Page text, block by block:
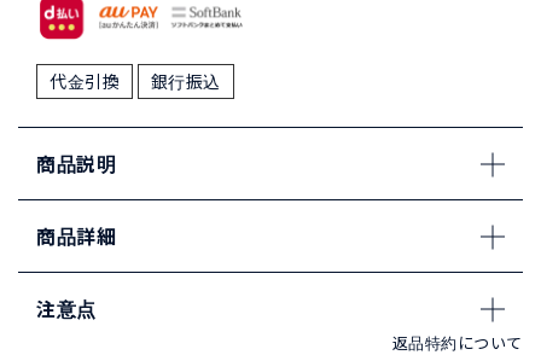
代金引換 銀行振込
商品説明
商品詳細
注意点
返品特約について